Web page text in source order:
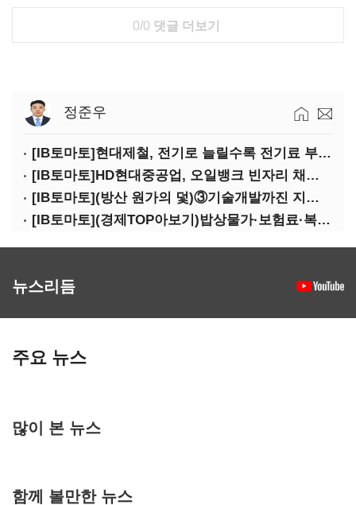
0/0 댓글 더보기
정준우
[IB토마토]현대제철, 전기로 늘릴수록 전기료 부담…저탄소 전환의 역설
[IB토마토]HD현대중공업, 오일뱅크 빈자리 채웠다…그룹 배당 핵심축 부상
[IB토마토](방산 원가의 덫)③기술개발까진 지원…수출은 각자도생
[IB토마토](경제TOP아보기)밥상물가·보험료·복구비…장마가 내미는 청구서
뉴스리듬
주요 뉴스
많이 본 뉴스
함께 볼만한 뉴스